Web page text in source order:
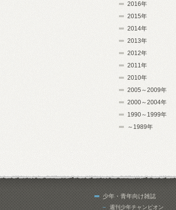
2016年
2015年
2014年
2013年
2012年
2011年
2010年
2005～2009年
2000～2004年
1990～1999年
～1989年
少年・青年向け雑誌
週刊少年チャンピオン